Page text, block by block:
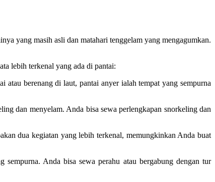
yang masih asli dan matahari tenggelam yang mengagumkan.
lebih terkenal yang ada di pantai:
atau berenang di laut, pantai anyer ialah tempat yang sempurna
dan menyelam. Anda bisa sewa perlengkapan snorkeling dan
dua kegiatan yang lebih terkenal, memungkinkan Anda buat
Anda bisa sewa perahu atau bergabung dengan tur